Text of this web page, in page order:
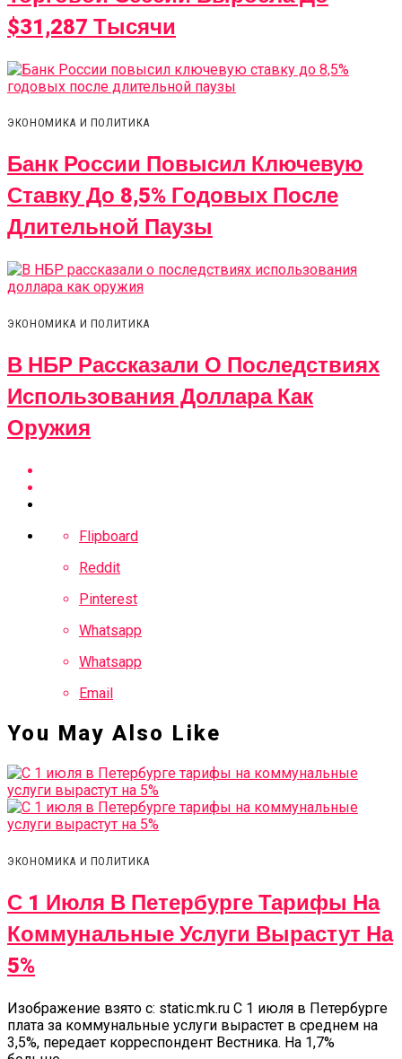
$31,287 Тысячи
ЭКОНОМИКА И ПОЛИТИКА
Банк России Повысил Ключевую
Ставку До 8,5% Годовых После
Длительной Паузы
ЭКОНОМИКА И ПОЛИТИКА
В НБР Рассказали О Последствиях
Использования Доллара Как
Оружия
Flipboard
Reddit
Pinterest
Whatsapp
Whatsapp
Email
You May Also Like
ЭКОНОМИКА И ПОЛИТИКА
С 1 Июля В Петербурге Тарифы На
Коммунальные Услуги Вырастут На
5%
Изображение взято с: static.mk.ru С 1 июля в Петербурге
плата за коммунальные услуги вырастет в среднем на
3,5%, передает корреспондент Вестника. На 1,7%